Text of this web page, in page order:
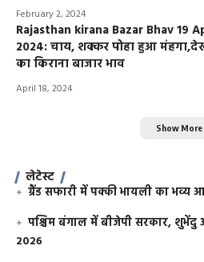
February 2, 2024
Rajasthan kirana Bazar Bhav 19
2024: चाय, शक्कर पोहा हुआ
का किराना बाजार भाव
April 18, 2024
Show More
लेटेस्ट
ग्रैंड सफारी में पक्की भायली का भव्य
पश्चिम बंगाल में बीजेपी सरकार, शुभेंदु
2026